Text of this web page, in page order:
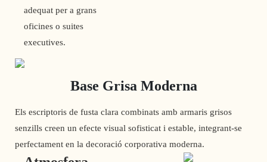
adequat per a grans
oficines o suites
executives.
Base Grisa Moderna
Els escriptoris de fusta clara combinats amb armaris grisos
senzills creen un efecte visual sofisticat i estable, integrant-se
perfectament en la decoració corporativa moderna.